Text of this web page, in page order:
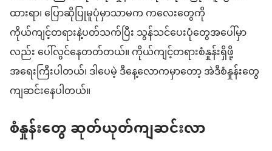
ထားရာ၊ ပြောဆိုပြုမူပုံမှာသာမက ကလေးတွေကို
ကိုယ်ကျင့်တရားနဲ့ပတ်သက်ပြီး သွန်သင်ပေးပုံတွေအပေါ်မှာ
လည်း ပေါ်လွင်နေတတ်တယ်။ ကိုယ်ကျင့်တရားစံနှုန်းရှိဖို့
အရေးကြီးပါတယ်၊ ဒါပေမဲ့ ဒီနေ့လောကမှာတော့ အဲဒီစံနှုန်းတွေ
ကျဆင်းနေပါတယ်။
စံနှုန်းတွေ ဆုတ်ယုတ်ကျဆင်းလာ